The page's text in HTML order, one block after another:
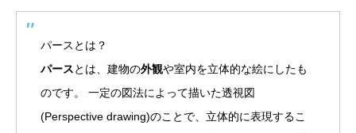
パースとは？
パースとは、建物の外観や室内を立体的な絵にしたも
のです。 一定の図法によって描いた透視図
(Perspective drawing)のことで、立体的に表現するこ